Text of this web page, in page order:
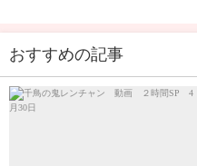
おすすめの記事